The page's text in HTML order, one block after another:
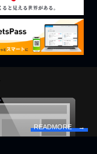
READMORE →